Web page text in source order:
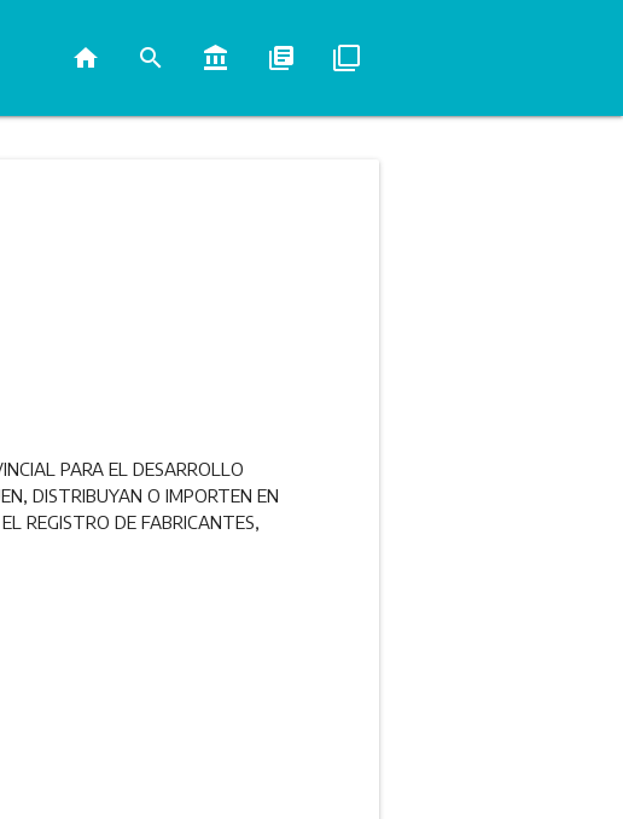
home search account_balance library_books filter_none
PARA EL DESARROLLO
DISTRIBUYAN O IMPORTEN EN
REGISTRO DE FABRICANTES,